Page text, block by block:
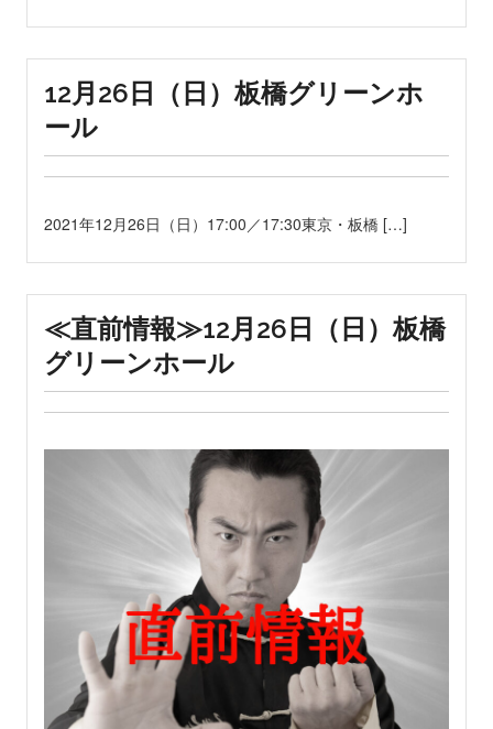
12月26日（日）板橋グリーンホ
ール
2021年12月26日（日）17:00／17:30東京・板橋 […]
≪直前情報≫12月26日（日）板橋
グリーンホール